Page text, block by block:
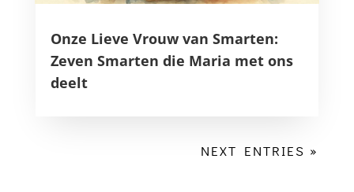
Onze Lieve Vrouw van Smarten:
Zeven Smarten die Maria met ons
deelt
NEXT ENTRIES »